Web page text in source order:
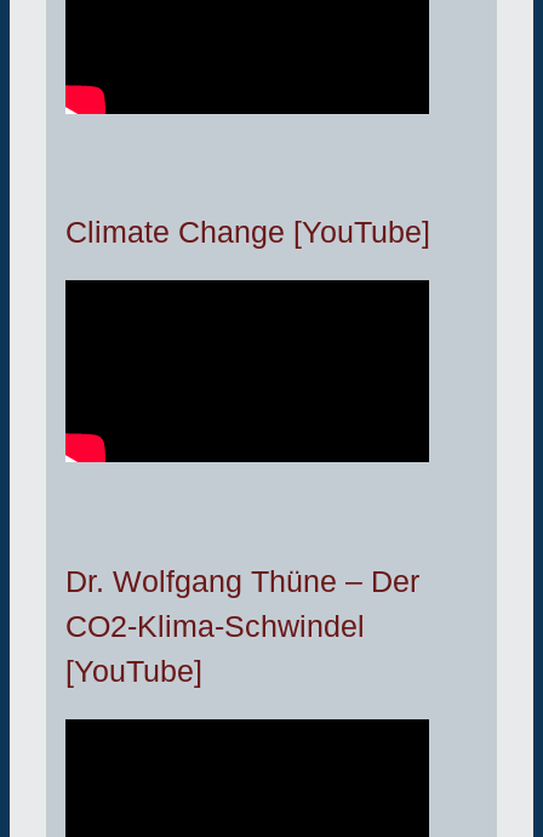
Climate Change [YouTube]
Dr. Wolfgang Thüne – Der
CO2-Klima-Schwindel
[YouTube]